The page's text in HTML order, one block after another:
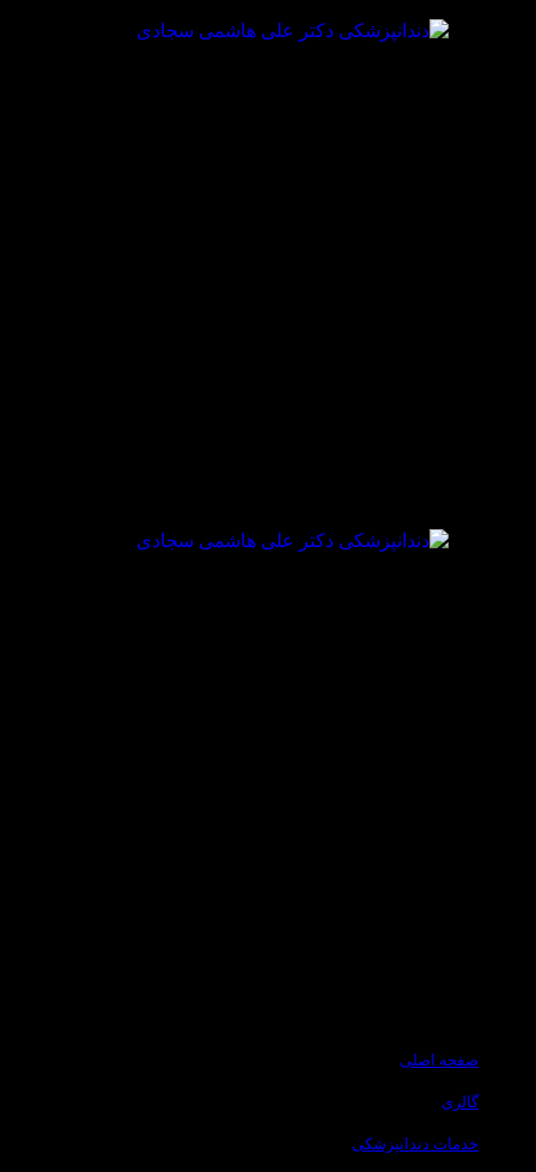
صفحه اصلی
گالری
خدمات دندانپزشکی